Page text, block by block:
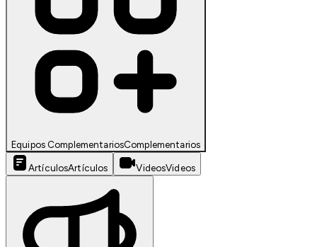
Equipos ComplementariosComplementarios
ArtículosArtículos VideosVideos